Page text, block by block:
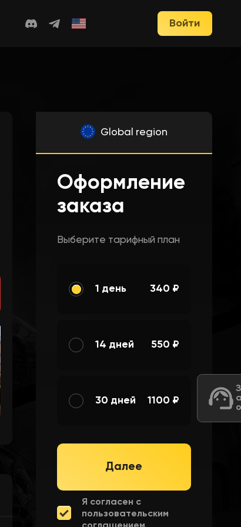
Войти
Global region
Оформление
заказа
Выберите тарифный план
1 день 340 ₽
14 дней 550 ₽
30 дней 1100 ₽
Далее
Я согласен с
пользовательским